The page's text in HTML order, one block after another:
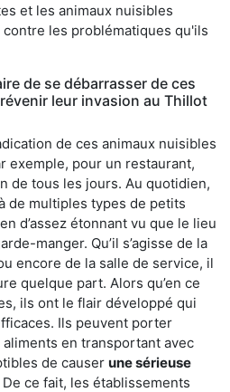
et les animaux nuisibles
les problématiques qu'ils
de se débarrasser de ces
leur invasion au Thillot
de ces animaux nuisibles
exemple, pour un restaurant,
de tous les jours. Au quotidien,
de multiples types de petits
d’assez étonnant vu que le lieu
manger. Qu’il s’agisse de la
encore de la salle de service, il
quelque part. Alors qu’en ce
ils ont le flair développé qui
Ils peuvent porter
en transportant avec
de causer une sérieuse
De ce fait, les établissements